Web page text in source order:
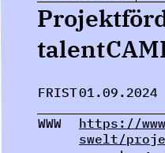
FRIST01.09.2024
WWW
https://
swelt/